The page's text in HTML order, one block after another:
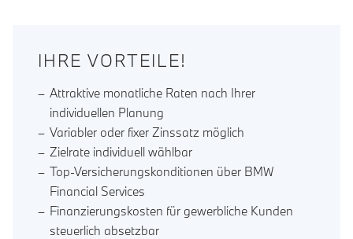
IHRE VORTEILE!
Attraktive monatliche Raten nach Ihrer
individuellen Planung
Variabler oder fixer Zinssatz möglich
Zielrate individuell wählbar
Top-Versicherungskonditionen über BMW
Financial Services
Finanzierungskosten für gewerbliche Kunden
steuerlich absetzbar